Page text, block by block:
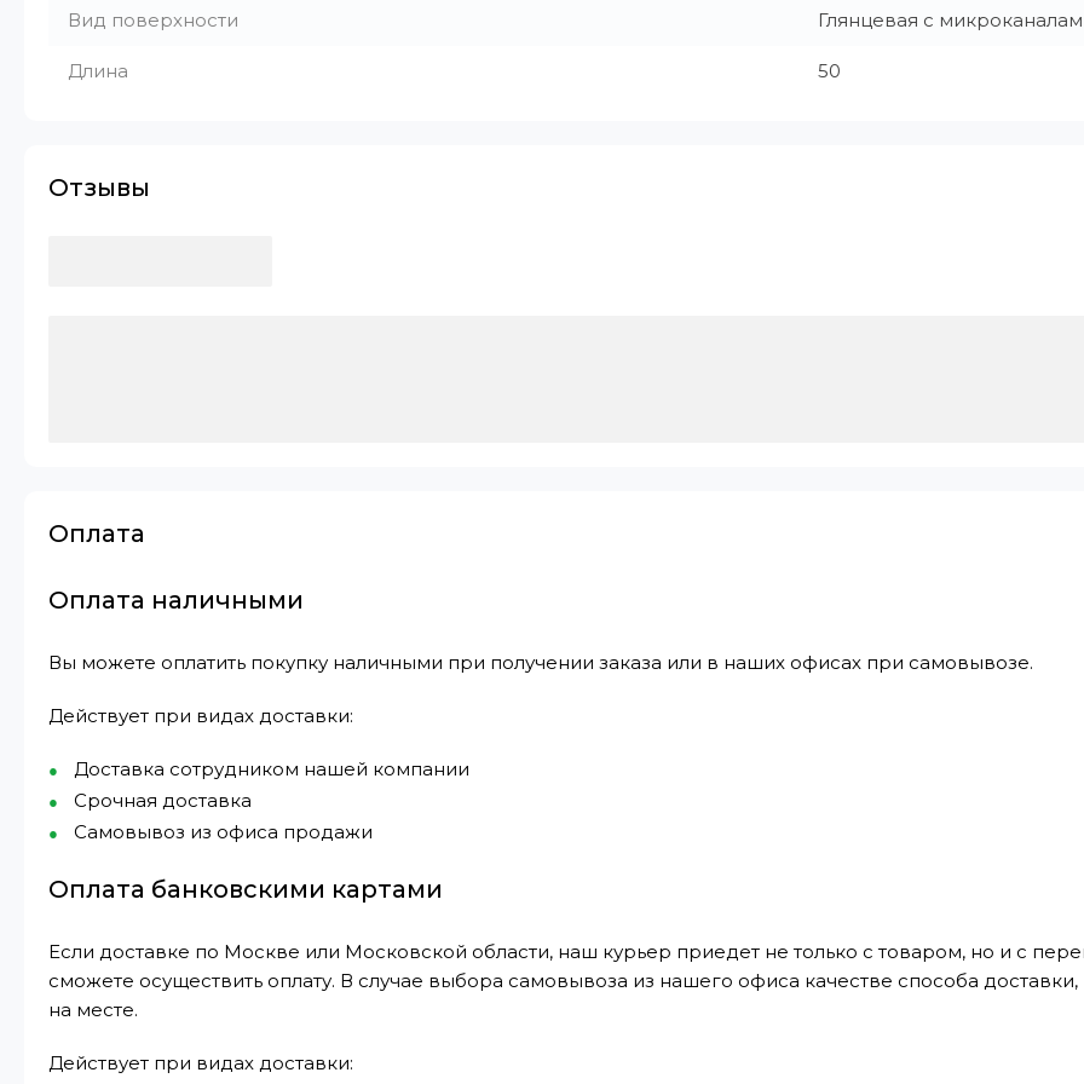
Вид поверхности Глянцевая с
Длина 50
Отзывы
Оплата
Оплата наличными
Вы можете оплатить покупку наличными при получении заказа или в наших офисах при самовывозе.
Действует при видах доставки:
Доставка сотрудником нашей компании
Срочная доставка
Самовывоз из офиса продажи
Оплата банковскими картами
Если доставке по Москве или Московской области, наш курьер приедет не только с товаром, но и с
сможете осуществить оплату. В случае выбора самовывоза из нашего офиса качестве способа
на месте.
Действует при видах доставки: